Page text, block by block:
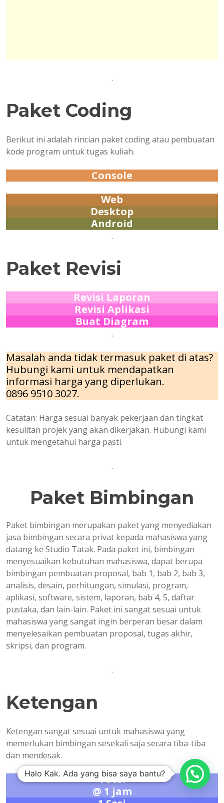
.
Paket Coding
Berikut ini adalah rincian paket coding atau pembuatan
kode program untuk tugas kuliah.
Console
Web
Desktop
Android
.
Paket Revisi
Revisi Laporan
Revisi Aplikasi
Buat Diagram
.
Masalah anda tidak termasuk paket di atas?
Hubungi kami untuk mendapatkan
informasi harga yang diperlukan.
0896 9510 3027.
Catatan: Harga sesuai banyak pekerjaan dan tingkat
kesulitan projek yang akan dikerjakan. Hubungi kami
untuk mengetahui harga pasti.
.
Paket Bimbingan
Paket bimbingan merupakan paket yang menyediakan
jasa bimbingan secara privat kepada mahasiswa yang
datang ke Studio Tatak. Pada paket ini, bimbingan
menyesuaikan kebutuhan mahasiswa, dapat berupa
bimbingan pembuatan proposal, bab 1, bab 2, bab 3,
analisis, desain, perhitungan, simulasi, program,
aplikasi, software, sistem, laporan, bab 4, 5, daftar
pustaka, dan lain-lain. Paket ini sangat sesuai untuk
mahasiswa yang sangat ingin berperan besar dalam
menyelesaikan pembuatan proposal, tugas akhir,
skripsi, dan program.
.
Ketengan
Ketengan sangat sesuai untuk mahasiswa yang
memerlukan bimbingan sesekali saja secara tiba-tiba
dan mendesak.
1 sesi
@ 1 jam
Halo Kak. Ada yang bisa saya bantu?